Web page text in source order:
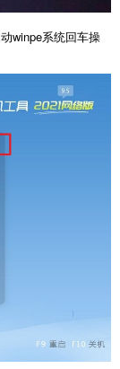
winpe系统回车操